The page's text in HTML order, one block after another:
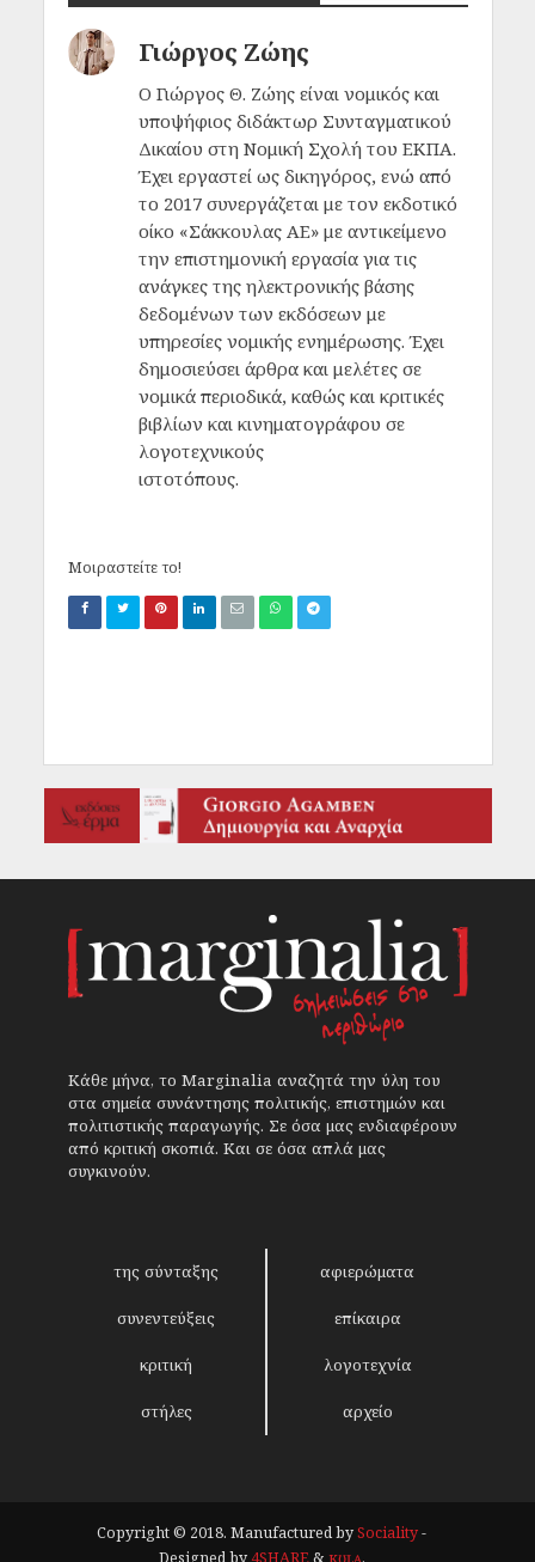
Γιώργος Ζώης
Ο Γιώργος Θ. Ζώης είναι νομικός και
υποψήφιος διδάκτωρ Συνταγματικού
Δικαίου στη Νομική Σχολή του ΕΚΠΑ.
Έχει εργαστεί ως δικηγόρος, ενώ από
το 2017 συνεργάζεται με τον εκδοτικό
οίκο «Σάκκουλας ΑΕ» με αντικείμενο
την επιστημονική εργασία για τις
ανάγκες της ηλεκτρονικής βάσης
δεδομένων των εκδόσεων με
υπηρεσίες νομικής ενημέρωσης. Έχει
δημοσιεύσει άρθρα και μελέτες σε
νομικά περιοδικά, καθώς και κριτικές
βιβλίων και κινηματογράφου σε
λογοτεχνικούς
ιστοτόπους.
Μοιραστείτε το!
Κάθε μήνα, το Marginalia αναζητά την ύλη του
στα σημεία συνάντησης πολιτικής, επιστημών και
πολιτιστικής παραγωγής. Σε όσα μας ενδιαφέρουν
από κριτική σκοπιά. Και σε όσα απλά μας
συγκινούν.
της σύνταξης αφιερώματα
συνεντεύξεις επίκαιρα
κριτική λογοτεχνία
στήλες αρχείο
Copyright © 2018. Manufactured bySociality-
Designed by4SHARE& кʊʟᴀ.